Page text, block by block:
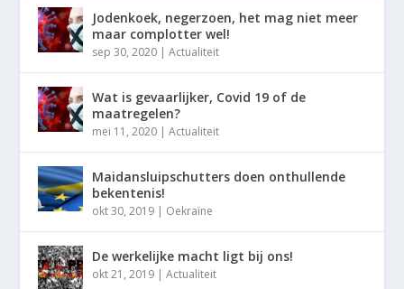
Jodenkoek, negerzoen, het mag niet meer
maar complotter wel!
sep 30, 2020 |Actualiteit
Wat is gevaarlijker, Covid 19 of de
maatregelen?
mei 11, 2020 |Actualiteit
Maidansluipschutters doen onthullende
bekentenis!
okt 30, 2019 | Oekraïne
De werkelijke macht ligt bij ons!
okt 21, 2019 |Actualiteit